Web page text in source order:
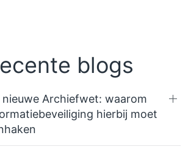
blogs
nieuwe Archiefwet: waarom
hierbij moet